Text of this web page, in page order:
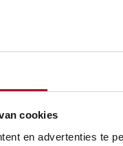
cookies
en advertenties te